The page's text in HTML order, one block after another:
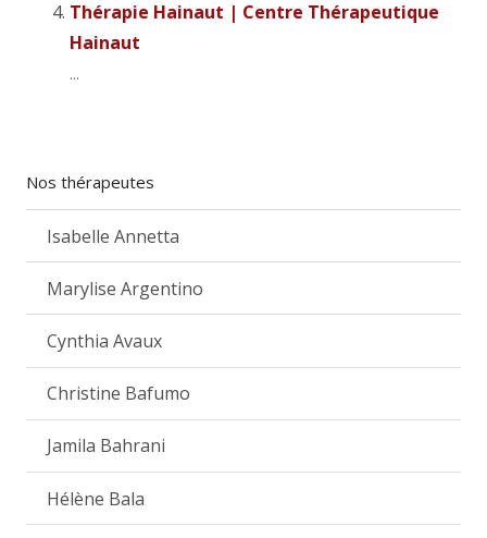
Thérapie Hainaut | Centre Thérapeutique
Hainaut
...
Nos thérapeutes
Isabelle Annetta
Marylise Argentino
Cynthia Avaux
Christine Bafumo
Jamila Bahrani
Hélène Bala